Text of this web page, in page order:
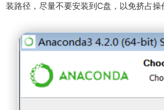
装路径，尽量不要安装到C盘，以免挤占操